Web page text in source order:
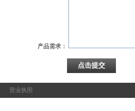
产品需求：
营业执照